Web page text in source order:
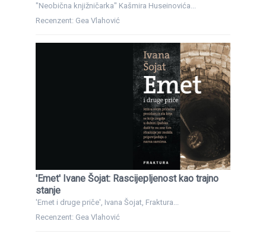
"Neobična knjižničarka" Kašmira Huseinovića...
Recenzent: Gea Vlahović
'Emet' Ivane Šojat: Rascijepljenost kao trajno
stanje
'Emet i druge priče', Ivana Šojat, Fraktura...
Recenzent: Gea Vlahović